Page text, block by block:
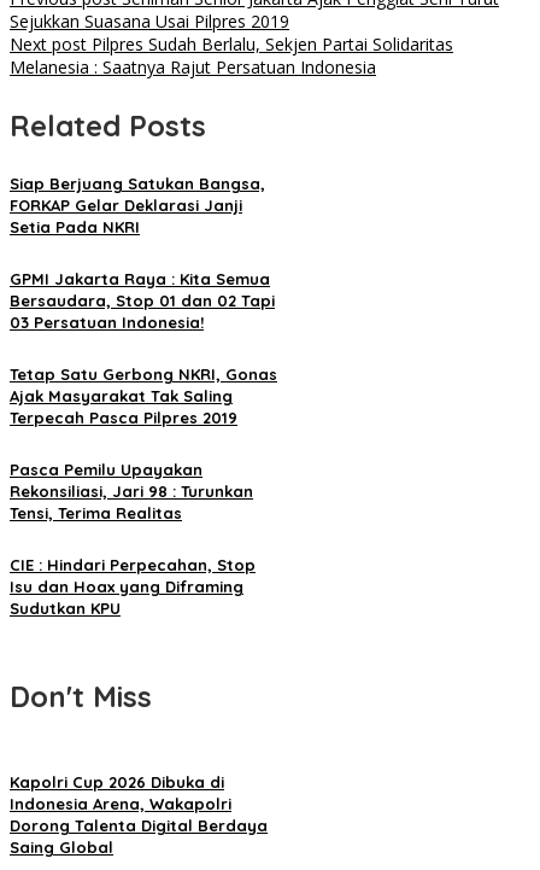
Sejukkan Suasana Usai Pilpres 2019
Next post Pilpres Sudah Berlalu, Sekjen Partai Solidaritas
Melanesia : Saatnya Rajut Persatuan Indonesia
Related Posts
Siap Berjuang Satukan Bangsa,
FORKAP Gelar Deklarasi Janji
Setia Pada NKRI
GPMI Jakarta Raya : Kita Semua
Bersaudara, Stop 01 dan 02 Tapi
03 Persatuan Indonesia!
Tetap Satu Gerbong NKRI, Gonas
Ajak Masyarakat Tak Saling
Terpecah Pasca Pilpres 2019
Pasca Pemilu Upayakan
Rekonsiliasi, Jari 98 : Turunkan
Tensi, Terima Realitas
CIE : Hindari Perpecahan, Stop
Isu dan Hoax yang Diframing
Sudutkan KPU
Don't Miss
Kapolri Cup 2026 Dibuka di
Indonesia Arena, Wakapolri
Dorong Talenta Digital Berdaya
Saing Global